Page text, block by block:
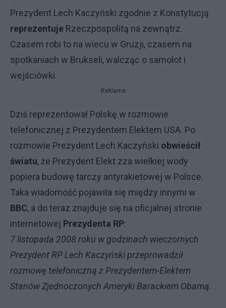
Prezydent Lech Kaczyński zgodnie z Konstytucją
reprezentuje Rzeczpospolitą na zewnątrz.
Czasem robi to na wiecu w Gruzji, czasem na
spotkaniach w Brukseli, walcząc o samolot i
wejściówki.
Reklama
Dziś reprezentował Polskę w rozmowie
telefonicznej z Prezydentem Elektem USA. Po
rozmowie Prezydent Lech Kaczyński obwieścił
światu, że Prezydent Elekt zza wielkiej wody
popiera budowę tarczy antyrakietowej w Polsce.
Taka wiadomość pojawiła się między innymi w
BBC, a do teraz znajduje się na oficjalnej stronie
internetowej Prezydenta RP:
7 listopada 2008 roku w godzinach wieczornych
Prezydent RP Lech Kaczyński przeprowadził
rozmowę telefoniczną z Prezydentem-Elektem
Stanów Zjednoczonych Ameryki Barackiem Obamą.